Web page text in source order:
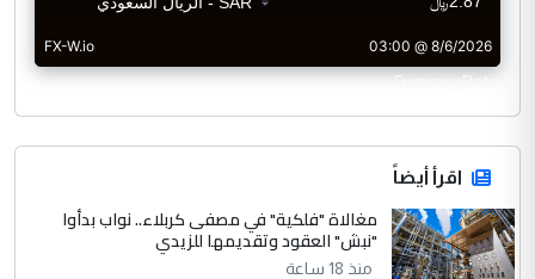
CurrencyRate
اقرأ أيضاً
مغالاة "فلكية" في مصفى كربلاء.. نواب بدأوا
"نبش" العقود وتقديمها للزيدي
منذ 18 ساعة